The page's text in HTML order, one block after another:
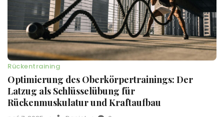
Rückentraining
Optimierung des Oberkörpertrainings: Der
Latzug als Schlüsselübung für
Rückenmuskulatur und Kraftaufbau